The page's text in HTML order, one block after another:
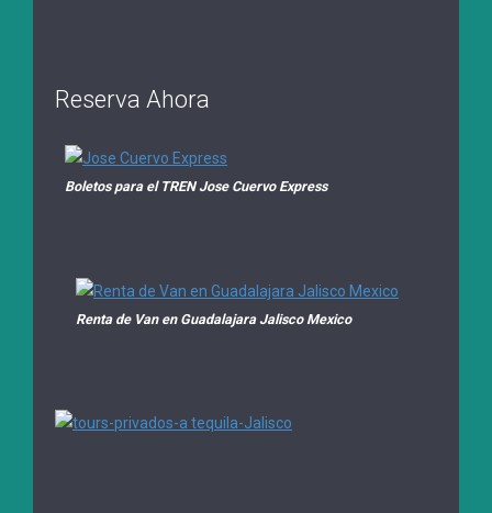
Reserva Ahora
Boletos para el TREN Jose Cuervo Express
Renta de Van en Guadalajara Jalisco Mexico